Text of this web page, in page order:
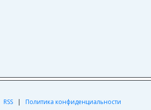
RSS | Политика конфиденциальности